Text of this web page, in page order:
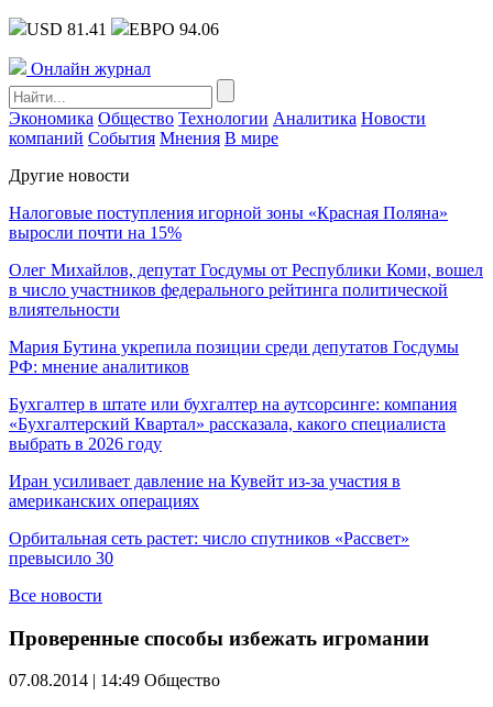
USD 81.41 ЕВРО 94.06
Онлайн журнал
Экономика Общество Технологии Аналитика Новости
компаний События Мнения В мире
Другие новости
Налоговые поступления игорной зоны «Красная Поляна»
выросли почти на 15%
Олег Михайлов, депутат Госдумы от Республики Коми, вошел
в число участников федерального рейтинга политической
влиятельности
Мария Бутина укрепила позиции среди депутатов Госдумы
РФ: мнение аналитиков
Бухгалтер в штате или бухгалтер на аутсорсинге: компания
«Бухгалтерский Квартал» рассказала, какого специалиста
выбрать в 2026 году
Иран усиливает давление на Кувейт из-за участия в
американских операциях
Орбитальная сеть растет: число спутников «Рассвет»
превысило 30
Все новости
Проверенные способы избежать игромании
07.08.2014 | 14:49 Общество